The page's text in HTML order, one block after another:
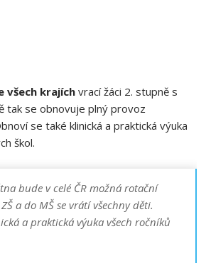
všech krajích vrací žáci 2. stupně s
tak se obnovuje plný provoz
se také klinická a praktická výuka
škol.
bude v celé ČR možná rotační
a do MŠ se vrátí všechny děti.
a praktická výuka všech ročníků